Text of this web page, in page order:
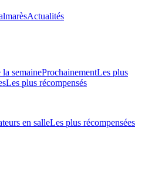
Actualités
la semaineProchainementLes plus
Les plus récompensés
en salleLes plus récompensées